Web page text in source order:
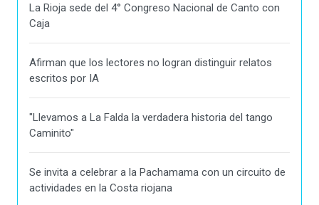
La Rioja sede del 4° Congreso Nacional de Canto con
Caja
Afirman que los lectores no logran distinguir relatos
escritos por IA
"Llevamos a La Falda la verdadera historia del tango
Caminito"
Se invita a celebrar a la Pachamama con un circuito de
actividades en la Costa riojana